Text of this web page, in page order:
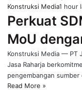
Konstruksi Media1 hour
Perkuat
MoU
Konstruksi Media — PT
Jasa Raharja
pengembangan sumber
Read More »